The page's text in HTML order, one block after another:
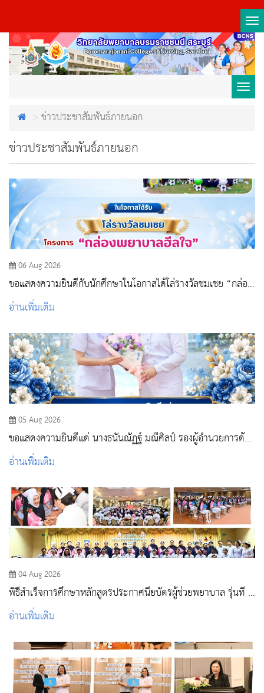
ข่าวประชาสัมพันธ์ภายนอก
ข่าวประชาสัมพันธ์ภายนอก
06 Aug 2026
ขอแสดงความยินดีกับนักศึกษาในโอกาสได้โล่รางวัลชมเชย “กล่อง
พยาบาลฮีลใจ”
อ่านเพิ่มเติม
05 Aug 2026
ขอแสดงความยินดีแด่ นางธนันณัฏฐ์ มณีศิลป์ รองผู้อำนวยการด้าน
การพยาบาล โรงพยาบาลสระบุรี
อ่านเพิ่มเติม
04 Aug 2026
พิธีสำเร็จการศึกษาหลักสูตรประกาศนียบัตรผู้ช่วยพยาบาล รุ่นที่ 3
ประจำปีการศึกษา 2568
อ่านเพิ่มเติม